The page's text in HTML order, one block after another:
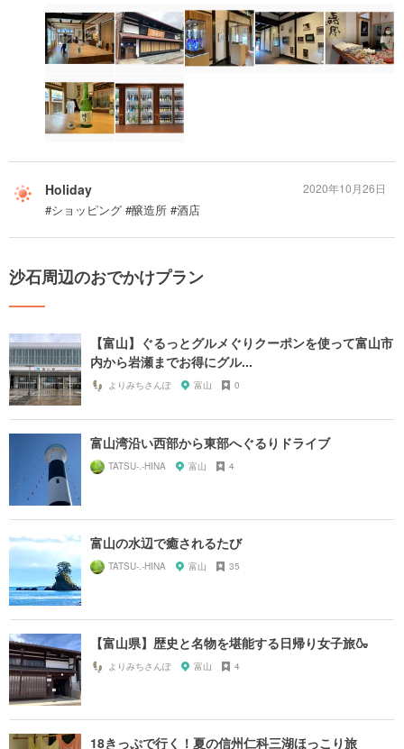
Holiday
#ショッピング #醸造所 #酒店
2020年10月26日
沙石周辺のおでかけプラン
【富山】ぐるっとグルメぐりクーポンを使って富山市
内から岩瀬までお得にグル...
よりみちさんぽ 富山 0
富山湾沿い西部から東部へぐるりドライブ
TATSU-.-HINA 富山 4
富山の水辺で癒されるたび
TATSU-.-HINA 富山 35
【富山県】歴史と名物を堪能する日帰り女子旅🍶
よりみちさんぽ 富山 4
18きっぷで行く！夏の信州仁科三湖ほっこり旅